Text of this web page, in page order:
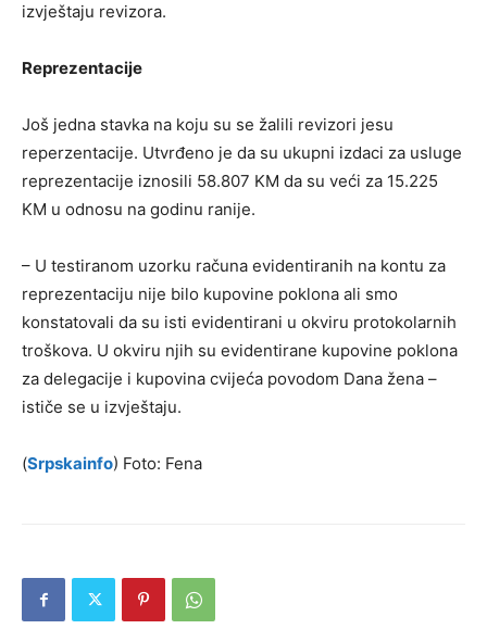
izvještaju revizora.
Reprezentacije
Još jedna stavka na koju su se žalili revizori jesu
reperzentacije. Utvrđeno je da su ukupni izdaci za usluge
reprezentacije iznosili 58.807 KM da su veći za 15.225
KM u odnosu na godinu ranije.
– U testiranom uzorku računa evidentiranih na kontu za
reprezentaciju nije bilo kupovine poklona ali smo
konstatovali da su isti evidentirani u okviru protokolarnih
troškova. U okviru njih su evidentirane kupovine poklona
za delegacije i kupovina cvijeća povodom Dana žena –
ističe se u izvještaju.
(Srpskainfo) Foto: Fena